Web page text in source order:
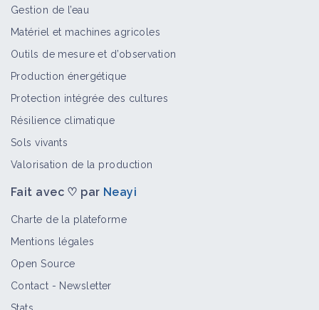
Éthuse ciguë
Bioagresseur
Gestion de l’eau
Matériel et machines agricoles
Outils de mesure et d’observation
Production énergétique
Protection intégrée des cultures
Résilience climatique
Sols vivants
Valorisation de la production
Fait avec ♡ par Neayi
Charte de la plateforme
Mentions légales
Open Source
Contact - Newsletter